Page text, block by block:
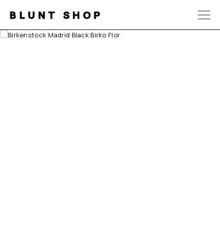
BLUNT SHOP